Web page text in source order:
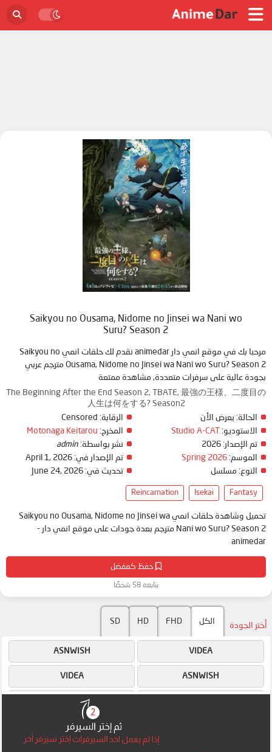
حفظ كمفضل
يتابعه 58 شخصًا
Saikyou no Ousama, Nidome no Jinsei wa Nani wo
Suru? Season 2
مرحبا بك في موقع انمي دار animedar نقدم لك حلقات انمي Saikyou no
Ousama, Nidome no Jinsei wa Nani wo Suru? Season 2 مترجم عربي
بجودة عالية على سرفرات متعددة, مشاهدة ممتعة
The Beginning After the End Season 2, TBATE, 最強の王様、二度目の
人生は何をする? Season2
الحالة: يعرض الأن
الاستوديو:
Studio A-CAT
تم الإصدار:
الموسم: Spring 2026
النوع: مسلسل
الرقابة:
المخرج: Motonaga Keitarou
نشر بواسطة: admin
تم الإصدار في: April 1, 2026
تحديث في: June 24, 2026
Fantasy
Isekai
Reincarnation
تحميل وشاهدة حلقات انمي Saikyou no Ousama, Nidome no Jinsei wa
Nani wo Suru? Season 2 مترجم بعدة جودات على موقع انمي دار -
animedar
أختر الجودة الكل FHD
HD
SD
VIDEA
ASNWISH
ASNWISH
VIDEA
MEGA
4SHARED